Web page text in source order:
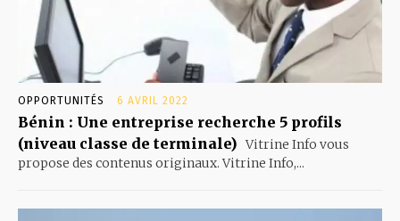
OPPORTUNITÉS 6 AVRIL 2022
Bénin : Une entreprise recherche 5 profils
(niveau classe de terminale) Vitrine Info vous
propose des contenus originaux. Vitrine Info,...